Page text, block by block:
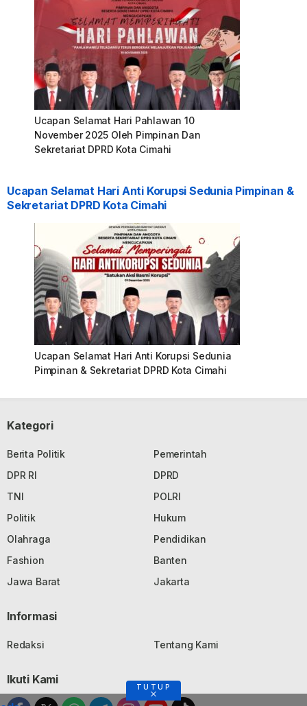
Ucapan Selamat Hari Pahlawan 10
November 2025 Oleh Pimpinan Dan
Sekretariat DPRD Kota Cimahi
Ucapan Selamat Hari Anti Korupsi Sedunia Pimpinan &
Sekretariat DPRD Kota Cimahi
Ucapan Selamat Hari Anti Korupsi Sedunia
Pimpinan & Sekretariat DPRD Kota Cimahi
Kategori
Berita Politik
Pemerintah
DPR RI
DPRD
TNI
POLRI
Politik
Hukum
Olahraga
Pendidikan
Fashion
Banten
Jawa Barat
Jakarta
Informasi
Redaksi Tentang Kami
Ikuti Kami
TUTUP